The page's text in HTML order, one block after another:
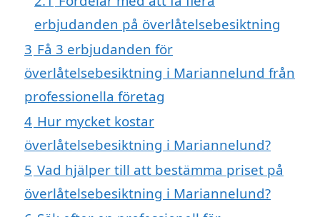
erbjudanden på överlåtelsebesiktning
3 Få 3 erbjudanden för
överlåtelsebesiktning i Mariannelund från
professionella företag
4 Hur mycket kostar
överlåtelsebesiktning i Mariannelund?
5 Vad hjälper till att bestämma priset på
överlåtelsebesiktning i Mariannelund?